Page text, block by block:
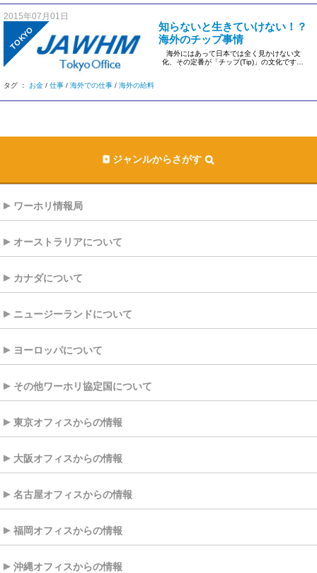
2015年07月01日
TOKYO
知らないと生きていけない！？
海外のチップ事情
海外にはあって日本では全く見かけない文
化、その定番が「チップ(Tip)」の文化です。
タグ ： お金 / 仕事 / 海外での仕事 / 海外の給料
ジャンルからさがす
ワーホリ情報局
オーストラリアについて
カナダについて
ニュージーランドについて
ヨーロッパについて
その他ワーホリ協定国について
東京オフィスからの情報
大阪オフィスからの情報
名古屋オフィスからの情報
福岡オフィスからの情報
沖縄オフィスからの情報